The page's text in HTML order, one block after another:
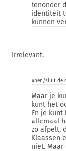
tenonder
identiteit
kunnen
Irrelevant.
open/sluit de
Maar je
kunt het
En je
allemaal
zo afpelt,
Klaassen
niet. Maar